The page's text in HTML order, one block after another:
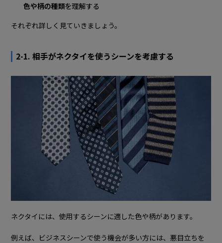
色や柄の種類を理解する
それぞれ詳しく見ていきましょう。
2-1. 相手がネクタイを使うシーンを考慮する
ネクタイには、使用するシーンに適した色や柄があります。
例えば、ビジネスシーンで使う機会が多い方には、悪目立ちを